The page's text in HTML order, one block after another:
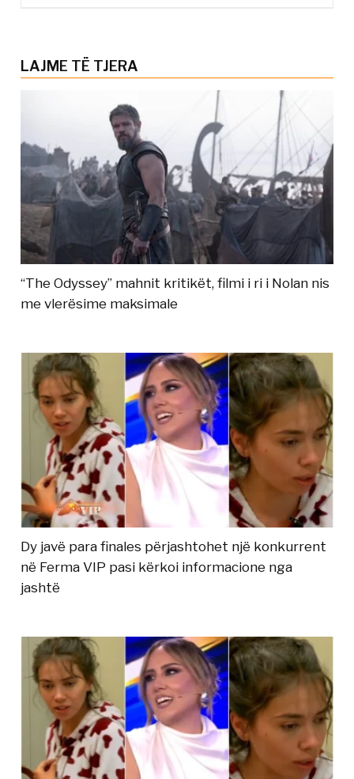
LAJME TË TJERA
“The Odyssey” mahnit kritikët, filmi i ri i Nolan nis
me vlerësime maksimale
Dy javë para finales përjashtohet një konkurrent
në Ferma VIP pasi kërkoi informacione nga
jashtë